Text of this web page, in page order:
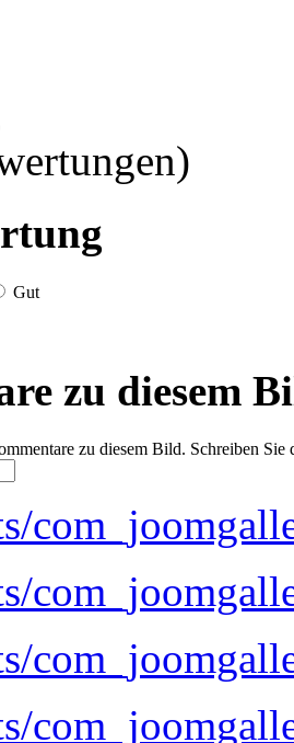
Gut
zu diesem
zu diesem Bild. Schreiben Sie